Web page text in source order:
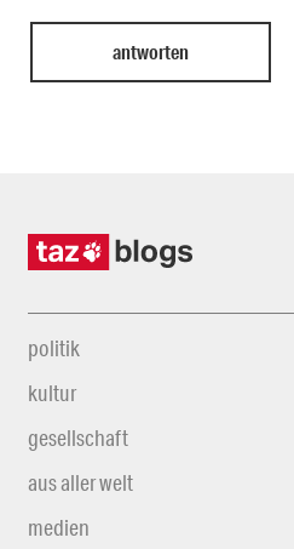
politik
kultur
gesellschaft
aus aller welt
medien